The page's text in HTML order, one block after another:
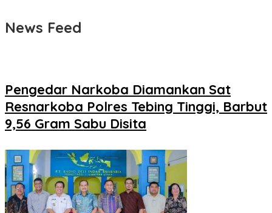
News Feed
Pengedar Narkoba Diamankan Sat
Resnarkoba Polres Tebing Tinggi, Barbut
9,56 Gram Sabu Disita